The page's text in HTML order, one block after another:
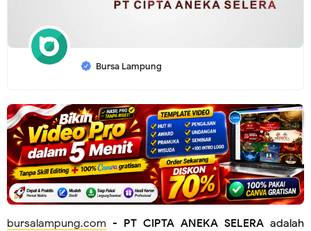
Bursa Lampung
bursalampung.com - PT CIPTA ANEKA SELERA adalah